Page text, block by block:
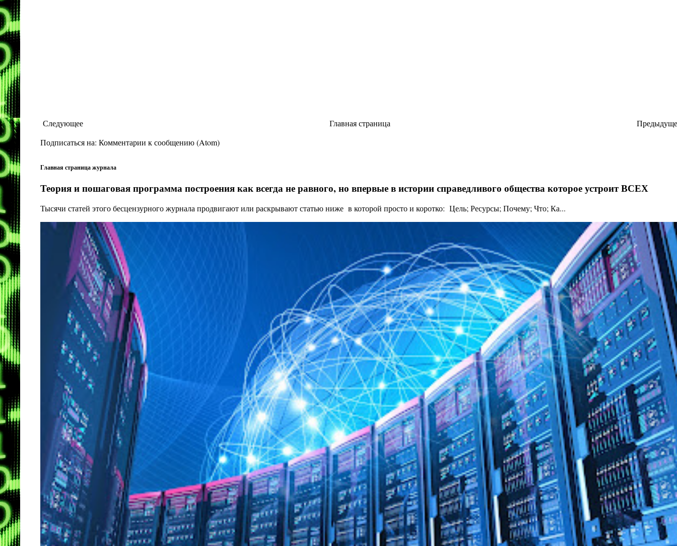
Следующее
Главная страница
Подписаться на: Комментарии к сообщению (Atom)
Главная страница журнала
Теория и пошаговая программа построения как всегда не равного, но впервые в истории справедливого общества которое устроит ВСЕХ
Тысячи статей этого бесцензурного журнала продвигают или раскрывают статью ниже в которой просто и коротко: Цель; Ресурсы; Почему; Что; Ка...